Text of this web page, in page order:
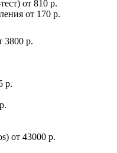
от 810 р.
от 170 р.
3800 р.
р.
от 43000 р.